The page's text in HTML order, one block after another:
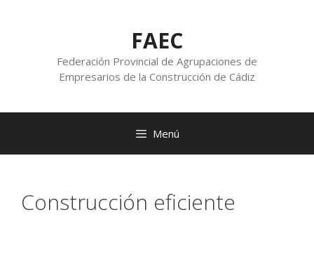
FAEC
Federación Provincial de Agrupaciones de
Empresarios de la Construcción de Cádiz
Menú
Construcción eficiente